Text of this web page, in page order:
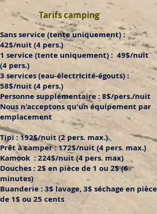
Tarifs camping
Sans service (tente uniquement) :
42$/nuit (4 pers.)
1 service (tente uniquement) : 49$/nuit
(4 pers.)
3 services (eau-électricité-égouts) :
58$/nuit (4 pers.)
Personne supplémentaire : 8$/pers./nuit
Nous n'acceptons qu'un équipement par
emplacement
Tipi : 192$/nuit (2 pers. max.)
Prêt à camper : 172$/nuit (4 pers. max.)
Kamook : 224$/nuit (4 pers. max)
Douches : 2$ en pièce de 1 ou 2$ (6
minutes)
Buanderie : 3$ lavage, 3$ séchage en pièce
de 1$ ou 25 cents